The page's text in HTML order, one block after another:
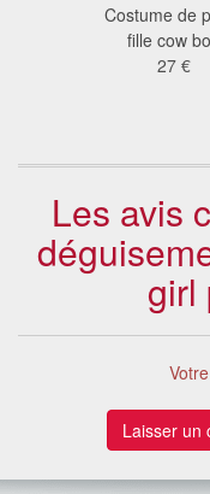
Costume de
fille cow
27 €
Les avis
girl
Laisser un